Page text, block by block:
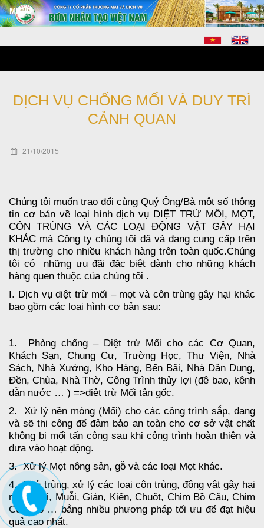
DỊCH VỤ CHỐNG MỐI VÀ DUY TRÌ
CẢNH QUAN
21/10/2015
Chúng tôi muốn trao đổi cùng Quý Ông/Bà một số thông
tin cơ bản về loại hình dịch vụ DIỆT TRỪ MỐI, MỌT,
CÔN TRÙNG VÀ CÁC LOẠI ĐỘNG VẬT GÂY HẠI
KHÁC mà Công ty chúng tôi đã và đang cung cấp trên
thị trường cho nhiều khách hàng trên toàn quốc.Chúng
tôi có những ưu đãi đặc biệt dành cho những khách
hàng quen thuộc của chúng tôi .
I. Dịch vụ diệt trừ mối – mọt và côn trùng gây hại khác
bao gồm các loại hình cơ bản sau:
1. Phòng chống – Diệt trừ Mối cho các Cơ Quan,
Khách Sạn, Chung Cư, Trường Học, Thư Viện, Nhà
Sách, Nhà Xưởng, Kho Hàng, Bến Bãi, Nhà Dân Dụng,
Đền, Chùa, Nhà Thờ, Công Trình thủy lợi (đê bao, kênh
dẫn nước … ) =>diệt trừ Mối tận gốc.
2. Xử lý nền móng (Mối) cho các công trình sắp, đang
và sẽ thi công để đảm bảo an toàn cho cơ sở vật chất
không bị mối tấn công sau khi công trình hoàn thiện và
đưa vào hoạt động.
3. Xử lý Mọt nông sản, gỗ và các loại Mọt khác.
4. Khử trùng, xử lý các loại côn trùng, động vật gây hại
như Ruồi, Muỗi, Gián, Kiến, Chuột, Chim Bồ Câu, Chim
Cú Mèo … bằng nhiều phương pháp tối ưu để đạt hiệu
quả cao nhất.